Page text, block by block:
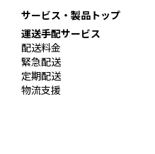
サービス・製品トップ
運送手配サービス
配送料金
緊急配送
定期配送
物流支援